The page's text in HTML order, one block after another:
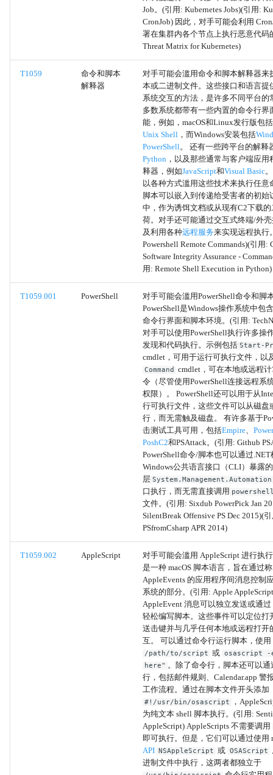
来自网络共享驱动器的数据
Systemd计时器
Job。(引用: Kubernetes Jobs)(引用:
CronJob) 因此，对手可能会利用
署在集群内各个节点上执行恶意代码
Threat Matrix for Kubernetes)
T1059
命令和脚本
解释器
对手可能会滥用命令和脚本解释器来
本或二进制文件。这些接口和语言提
系统交互的方法，是许多不同平台的
多数系统都带有一些内置的命令行界
能，例如，macOS和Linux发行版包
Unix Shell ，而Windows安装包括
PowerShell。 还有一些跨平台的解释
Python ，以及那些通常与客户端应用
释器，例如JavaScript和Visual Basic
以各种方式滥用这些技术来执行任意
脚本可以嵌入到传递给受害者的初始
中，作为诱饵文档或从现有C2下载
荷。对手还可能通过交互式终端/外
及利用各种远程服务来实现远程执行
Powershell Remote Commands)(引用:
Software Integrity Assurance -
用: Remote Shell Execution in Python)
T1059.001 PowerShell
对手可能会滥用PowerShell命令和脚
PowerShell是Windows操作系统中包
命令行界面和脚本环境。(引用:
对手可以使用PowerShell执行许多操
发现和代码执行。示例包括 Start-
cmdlet，可用于运行可执行文件，以
Command
cmdlet，可在本地或远程
令（尽管使用PowerShell连接远程系
权限）。 PowerShell还可以用于从
行可执行文件，这些文件可以从磁盘
行，而无需触及磁盘。 有许多基于
击测试工具可用，包括Empire、
PoshC2和PSAttack。(引用: Github
PowerShell命令/脚本也可以通过.NET
Windows公共语言接口（CLI）暴露
层 System.Management.Automation
口执行，而无需直接调用
文件。(引用: Sixdub PowerPick Jan
SilentBreak Offensive PS Dec 2015)(
PSfromCsharp APR 2014)
T1059.002 AppleScript
对手可能会滥用 AppleScript 进行执
是一种 macOS 脚本语言，旨在通过
AppleEvents 的应用程序间消息控制
系统的部分。(引用: Apple
AppleEvent 消息可以独立发送或通过
轻松编写脚本。这些事件可以定位打
送击键并与几乎任何本地或远程打开
互。 可以通过命令行运行脚本，使用
/path/to/script 或 osascript
here" 。除了命令行，脚本还可以
行，包括邮件规则、Calendar.app 警
工作流程。通过在脚本文件开头添加
#!/usr/bin/osascript
，
为纯文本 shell 脚本执行。(引用:
AppleScript) AppleScripts 不需要调用
即可执行。但是，它们可以通过使用
API NSAppleScript 或 OSAScript
进制文件中执行，这两者都独立于